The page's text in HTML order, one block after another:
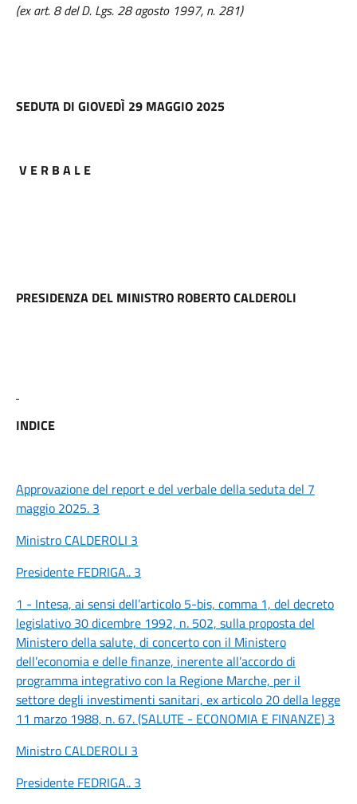
(ex art. 8 del D. Lgs. 28 agosto 1997, n. 281)
SEDUTA DI GIOVEDÌ 29 MAGGIO 2025
V E R B A L E
PRESIDENZA DEL MINISTRO ROBERTO CALDEROLI
INDICE
Approvazione del report e del verbale della seduta del 7
maggio 2025. 3
Ministro CALDEROLI 3
Presidente FEDRIGA.. 3
1 - Intesa, ai sensi dell’articolo 5-bis, comma 1, del decreto
legislativo 30 dicembre 1992, n. 502, sulla proposta del
Ministero della salute, di concerto con il Ministero
dell’economia e delle finanze, inerente all’accordo di
programma integrativo con la Regione Marche, per il
settore degli investimenti sanitari, ex articolo 20 della legge
11 marzo 1988, n. 67. (SALUTE - ECONOMIA E FINANZE) 3
Ministro CALDEROLI 3
Presidente FEDRIGA.. 3